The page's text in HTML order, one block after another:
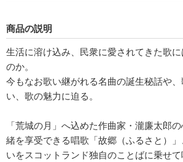
商品の説明
生活に溶け込み、民衆に愛されてきた歌
のか。
今もなお歌い継がれる名曲の誕生秘話や
い、歌の魅力に迫る。
「荒城の月」へ込めた作曲家・瀧廉太郎
緒を享受できる唱歌「故郷（ふるさと）
いをスコットランド独自のことばに乗せ